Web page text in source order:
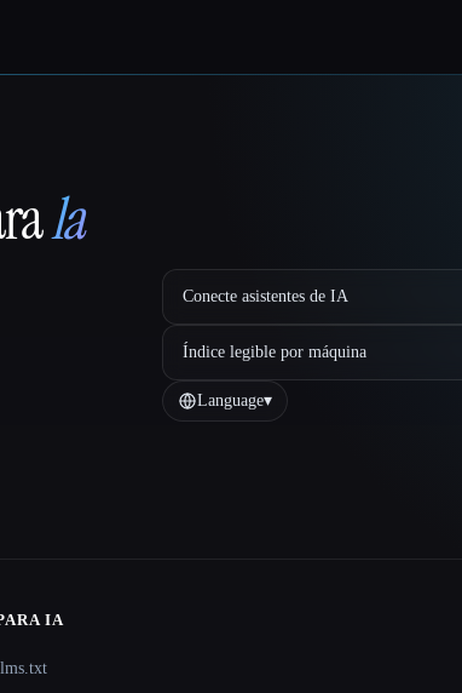
la
Conecte asistentes de IA
Índice legible por máquina
Language▾
IA